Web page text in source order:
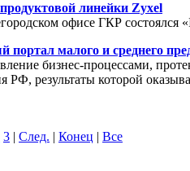
линейки Zyxel
офисе ГКР
малого и среднего
бизнес-процессами,
РФ, результаты которой
3 | След. | Конец | Все